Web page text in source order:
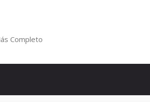
Completo